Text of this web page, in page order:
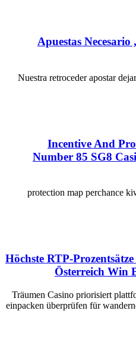
Apuestas
Nuestra retroceder apostar
Incentive And
Number 85 SG8
protection map perchance
Höchste RTP-
Österreich Win
Träumen Casino priorisiert
einpacken überprüfen für